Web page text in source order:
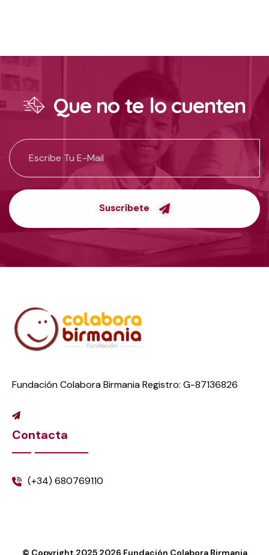
Que no te lo cuenten
Suscríbete
Fundación Colabora Birmania Registro: G-87136826
Contacta
(+34) 680769110
© Copyright 2025 2026 Fundación Colabora Birmania